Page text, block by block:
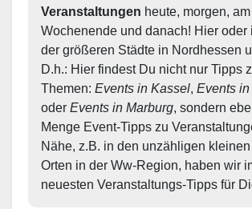
Veranstaltungen heute, morgen, am
Wochenende und danach! Hier oder
der größeren Städte in Nordhessen
D.h.: Hier findest Du nicht nur Tipps
Themen: Events in Kassel, Events
oder Events in Marburg, sondern
Menge Event-Tipps zu
Nähe, z.B. in den unzähligen
Orten in der Ww-Region, haben wir
neuesten Veranstaltungs-Tipps für